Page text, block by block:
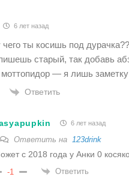
6 лет назад
чего ты косишь под дурачка??
старый, так добавь
— я лишь
Ответить
6 лет назад
Ответить на 123drink
с 2018 года у Анки 0
-1 Ответить